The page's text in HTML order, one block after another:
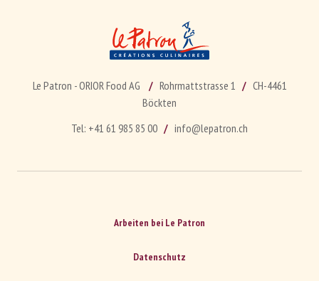
Le Patron - ORIOR Food AG Rohrmattstrasse 1
CH-4461
Böckten
Tel: +41 61 985 85 00 info@lepatron.ch
Arbeiten bei Le Patron
Datenschutz